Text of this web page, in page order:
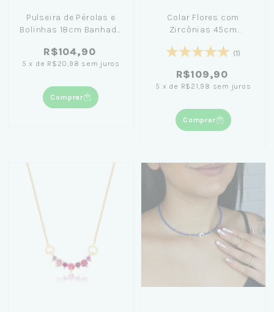
Pulseira de Pérolas e
Bolinhas 18cm Banhada
R$104,90
5 x de R$20,98 sem juros
Comprar
Colar Flores com
Zircônias 45cm
(1)
R$109,90
5 x de R$21,98 sem juros
Comprar